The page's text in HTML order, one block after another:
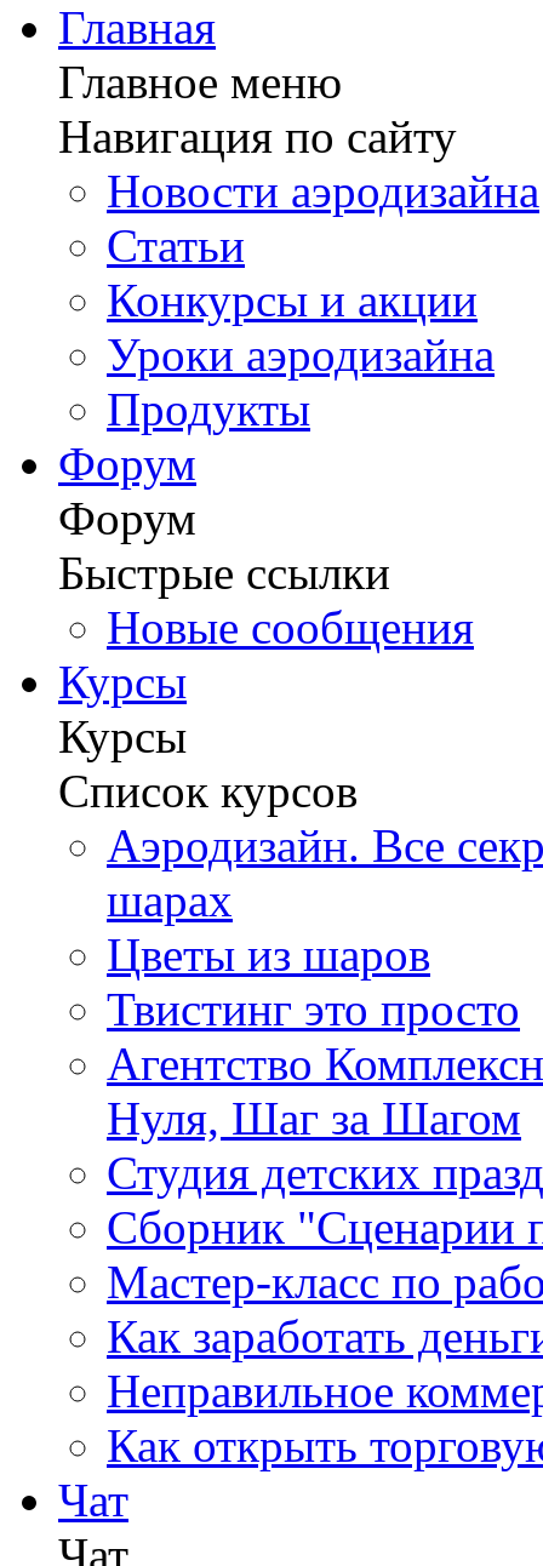
Главная
Главное меню
Навигация по сайту
Новости аэродизайна
Статьи
Конкурсы и акции
Уроки аэродизайна
Продукты
Форум
Форум
Быстрые ссылки
Новые сообщения
Курсы
Курсы
Список курсов
Аэродизайн. Все
шарах
Цветы из шаров
Твистинг это просто
Агентство
Нуля, Шаг за Шагом
Студия детских
Сборник "Сценарии
Мастер-класс по
Как заработать
Неправильное
Как открыть
Чат
Чат